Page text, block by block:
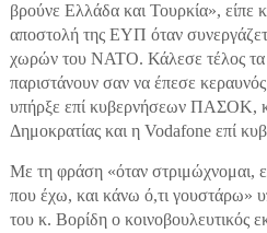
βρούνε Ελλάδα και Τουρκία», είπε
αποστολή της ΕΥΠ όταν
χωρών του ΝΑΤΟ. Κάλεσε τέλος τα
παριστάνουν σαν να έπεσε κεραυνός
υπήρξε επί κυβερνήσεων ΠΑΣΟΚ,
Δημοκρατίας και η Vodafone επί
Με τη φράση «όταν στριμώχνομαι,
που έχω, και κάνω ό,τι γουστάρω»
του κ. Βορίδη ο κοινοβουλευτικός